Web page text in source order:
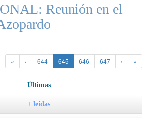
Reunión en el
« ‹ 644 645 646 647 › »
Últimas
+ leídas